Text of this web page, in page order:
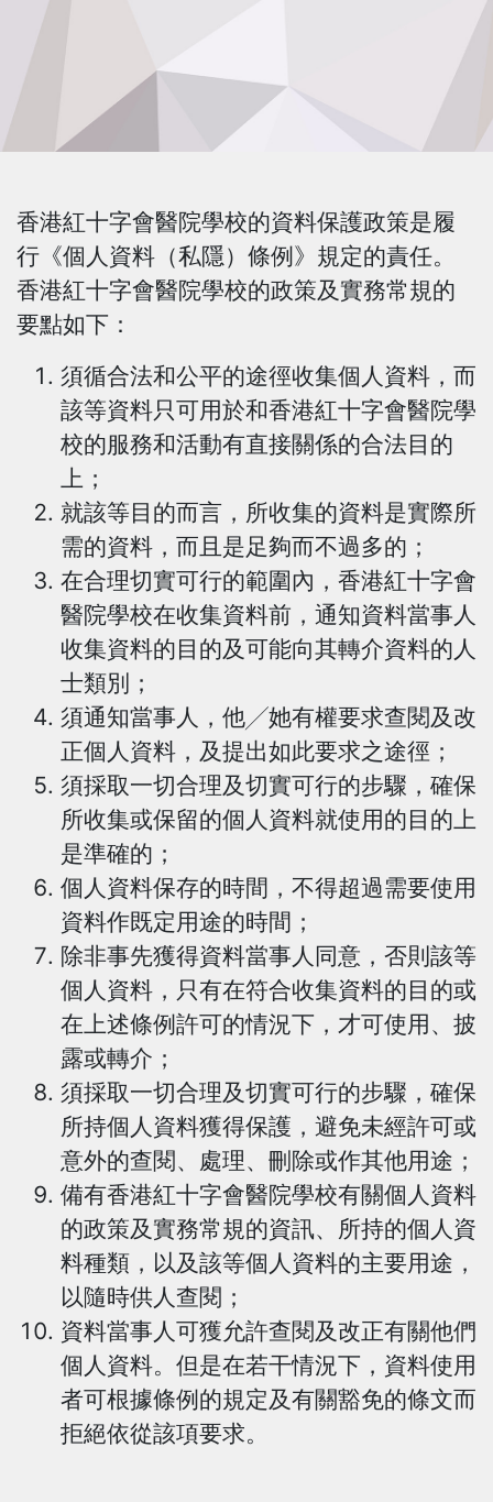
香港紅十字會醫院學校的資料保護政策是履
行《個人資料（私隱）條例》規定的責任。
香港紅十字會醫院學校的政策及實務常規的
要點如下：
須循合法和公平的途徑收集個人資料，而
該等資料只可用於和香港紅十字會醫院學
校的服務和活動有直接關係的合法目的
上；
就該等目的而言，所收集的資料是實際所
需的資料，而且是足夠而不過多的；
在合理切實可行的範圍內，香港紅十字會
醫院學校在收集資料前，通知資料當事人
收集資料的目的及可能向其轉介資料的人
士類別；
須通知當事人，他╱她有權要求查閱及改
正個人資料，及提出如此要求之途徑；
須採取一切合理及切實可行的步驟，確保
所收集或保留的個人資料就使用的目的上
是準確的；
個人資料保存的時間，不得超過需要使用
資料作既定用途的時間；
除非事先獲得資料當事人同意，否則該等
個人資料，只有在符合收集資料的目的或
在上述條例許可的情況下，才可使用、披
露或轉介；
須採取一切合理及切實可行的步驟，確保
所持個人資料獲得保護，避免未經許可或
意外的查閱、處理、刪除或作其他用途；
備有香港紅十字會醫院學校有關個人資料
的政策及實務常規的資訊、所持的個人資
料種類，以及該等個人資料的主要用途，
以隨時供人查閱；
資料當事人可獲允許查閱及改正有關他們
個人資料。但是在若干情況下，資料使用
者可根據條例的規定及有關豁免的條文而
拒絕依從該項要求。